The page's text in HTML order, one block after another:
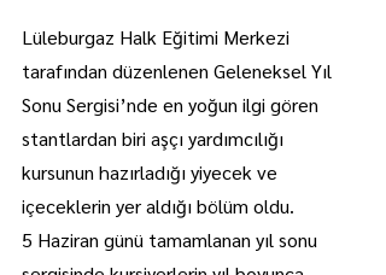
Lüleburgaz Halk Eğitimi Merkezi
tarafından düzenlenen Geleneksel Yıl
Sonu Sergisi’nde en yoğun ilgi gören
stantlardan biri aşçı yardımcılığı
kursunun hazırladığı yiyecek ve
içeceklerin yer aldığı bölüm oldu.
5 Haziran günü tamamlanan yıl sonu